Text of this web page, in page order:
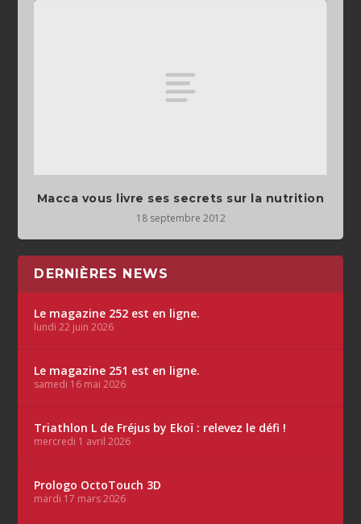
Macca vous livre ses secrets sur la nutrition
18 septembre 2012
DERNIÈRES NEWS
Le magazine 252 est en ligne.
lundi 22 juin 2026
Le magazine 251 est en ligne.
samedi 16 mai 2026
Triathlon L de Fréjus by Ekoï : relevez le défi !
mercredi 1 avril 2026
Prologo OctoTouch 3D
mardi 17 mars 2026